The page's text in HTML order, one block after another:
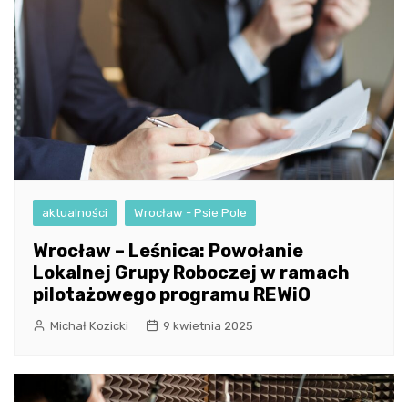
aktualności Wrocław - Psie Pole
Wrocław – Leśnica: Powołanie
Lokalnej Grupy Roboczej w ramach
pilotażowego programu REWiO
Michał Kozicki 9 kwietnia 2025